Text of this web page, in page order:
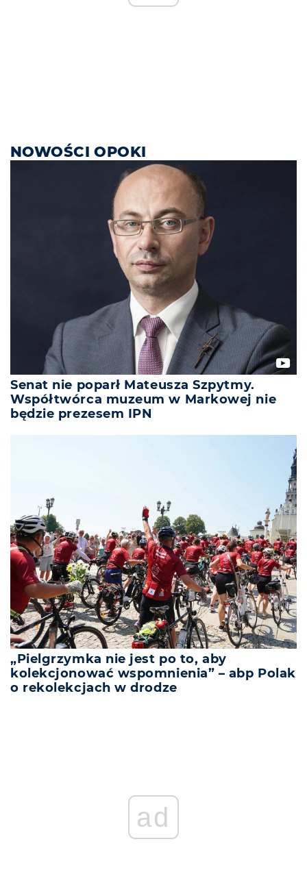
NOWOŚCI OPOKI
Senat nie poparł Mateusza Szpytmy.
Współtwórca muzeum w Markowej nie
będzie prezesem IPN
„Pielgrzymka nie jest po to, aby
kolekcjonować wspomnienia” – abp Polak
o rekolekcjach w drodze
ad